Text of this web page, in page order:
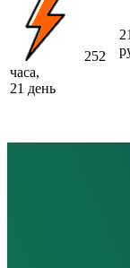
252
часа,
21 день